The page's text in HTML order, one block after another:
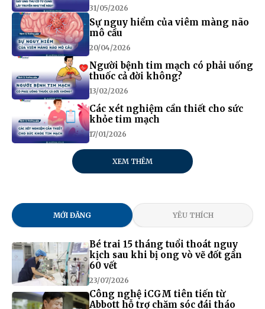
31/05/2026
Sự nguy hiểm của viêm màng não
mô cầu
20/04/2026
Người bệnh tim mạch có phải uống
thuốc cả đời không?
13/02/2026
Các xét nghiệm cần thiết cho sức
khỏe tim mạch
17/01/2026
XEM THÊM
MỚI ĐĂNG YÊU THÍCH
Bé trai 15 tháng tuổi thoát nguy
kịch sau khi bị ong vò vẽ đốt gần
60 vết
23/07/2026
Công nghệ iCGM tiên tiến từ
Abbott hỗ trợ chăm sóc đái tháo